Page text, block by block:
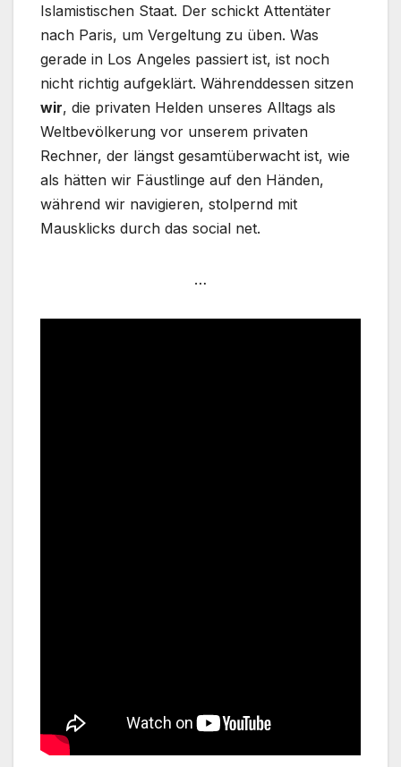
Islamistischen Staat. Der schickt Attentäter
nach Paris, um Vergeltung zu üben. Was
gerade in Los Angeles passiert ist, ist noch
nicht richtig aufgeklärt. Währenddessen sitzen
wir, die privaten Helden unseres Alltags als
Weltbevölkerung vor unserem privaten
Rechner, der längst gesamtüberwacht ist, wie
als hätten wir Fäustlinge auf den Händen,
während wir navigieren, stolpernd mit
Mausklicks durch das social net.
…